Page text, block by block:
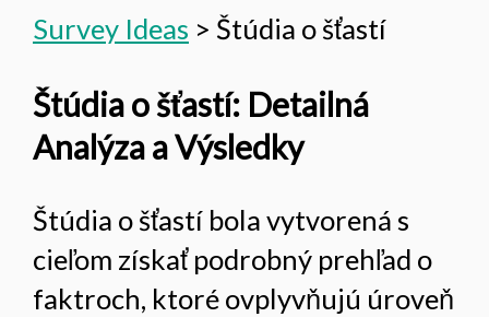
Survey Ideas > Štúdia o šťastí
Štúdia o šťastí: Detailná
Analýza a Výsledky
Štúdia o šťastí bola vytvorená s
cieľom získať podrobný prehľad o
faktroch, ktoré ovplyvňujú úroveň